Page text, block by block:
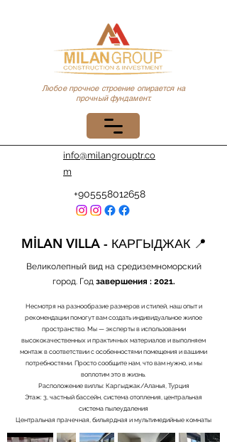
Любое прочное строение опирается на
прочный фундамент.
+905558012658
info@milangrouptr.co
m
MİLAN VILLA - КАРГЫДЖАК 📍
Великолепный вид на средиземноморский
город. Год завершения : 2021.
Несмотря на разнообразие размеров и стилей, наш опыт и
рекомендации помогут вам создать индивидуальное жилое
пространство. Мы — эксперты в использовании
высококачественных и практичных материалов и выполняем
монтаж в соответствии с особенностями помещения и вашими
потребностями. Просто сообщите нам, что вам нужно, и мы
воплотим это в жизнь.
Расположение виллы: Каргыджак/Аланья, Турция
Этаж: 3, частный бассейн, система отопления, центральная
система пылеудаления
Центральная прачечная, бильярдная и мультимедийные комнаты